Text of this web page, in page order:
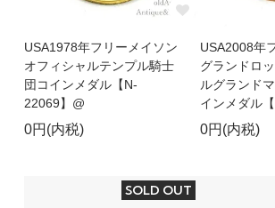
USA1978年フリーメイソン
オフィシャルテンプル騎士
団コインメダル【N-
22069】@
0円(内税)
USA2008年
グランドロ
ルグランド
インメダル
0円(内税)
SOLD OUT